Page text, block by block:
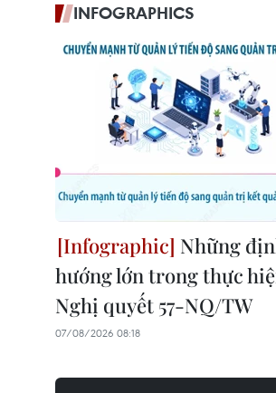
INFOGRAPHICS
Những
hướng lớn trong thực
Nghị quyết 57-NQ/TW
07/08/2026 08:18